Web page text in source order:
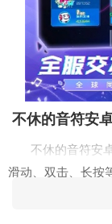
不休的音符安
不休的音符安
滑动、双击、长按
样，玩家可以自己